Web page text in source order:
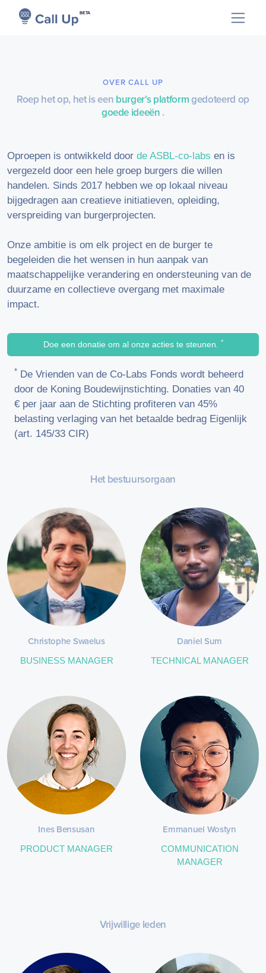
BETA
OVER CALL UP
Roep het op, het is een burger's platformgedoteerd op
goede ideeën .
Oproepen is ontwikkeld door de ASBL-co-labs en is
vergezeld door een hele groep burgers die willen
handelen. Sinds 2017 hebben we op lokaal niveau
bijgedragen aan creatieve initiatieven, opleiding,
verspreiding van burgerprojecten.
Onze ambitie is om elk project en de burger te
begeleiden die het wensen in hun aanpak van
maatschappelijke verandering en ondersteuning van de
duurzame en collectieve overgang met maximale
impact.
Doe een donatie om al onze acties te steunen. *
* De Vrienden van de Co-Labs Fonds wordt beheerd
door de Koning Boudewijnstichting. Donaties van 40
€ per jaar aan de Stichting profiteren van 45%
belasting verlaging van het betaalde bedrag Eigenlijk
(art. 145/33 CIR)
Het bestuursorgaan
Christophe Swaelus
BUSINESS MANAGER
Daniel Sum
TECHNICAL MANAGER
Ines Bensusan
PRODUCT MANAGER
Emmanuel Wostyn
COMMUNICATION
MANAGER
Vrijwillige leden